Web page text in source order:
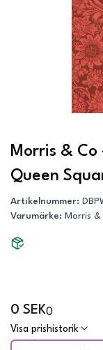
Morris &
Queen
Artikelnummer:
Varumärke: Morris &
0 SEK0
Visa prishistorik